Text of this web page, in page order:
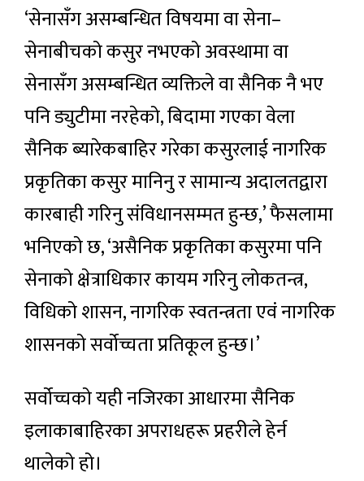
‘सेनासँग असम्बन्धित विषयमा वा सेना–
सेनाबीचको कसुर नभएको अवस्थामा वा
सेनासँग असम्बन्धित व्यक्तिले वा सैनिक नै भए
पनि ड्युटीमा नरहेको, बिदामा गएका वेला
सैनिक ब्यारेकबाहिर गरेका कसुरलाई नागरिक
प्रकृतिका कसुर मानिनु र सामान्य अदालतद्वारा
कारबाही गरिनु संविधानसम्मत हुन्छ,’ फैसलामा
भनिएको छ, ‘असैनिक प्रकृतिका कसुरमा पनि
सेनाको क्षेत्राधिकार कायम गरिनु लोकतन्त्र,
विधिको शासन, नागरिक स्वतन्त्रता एवं नागरिक
शासनको सर्वोच्चता प्रतिकूल हुन्छ।’
सर्वोच्चको यही नजिरका आधारमा सैनिक
इलाकाबाहिरका अपराधहरू प्रहरीले हेर्न
थालेको हो।